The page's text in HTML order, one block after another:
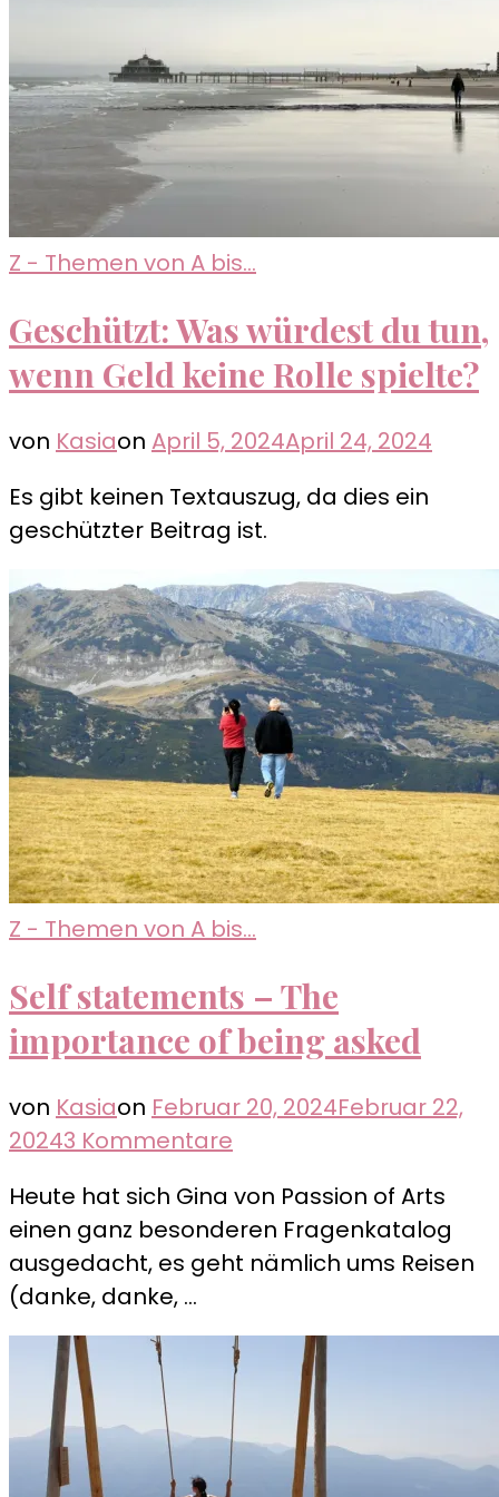
Z - Themen von A bis...
Geschützt: Was würdest du tun,
wenn Geld keine Rolle spielte?
von Kasiaon April 5, 2024April 24, 2024
Es gibt keinen Textauszug, da dies ein
geschützter Beitrag ist.
Z - Themen von A bis...
Self statements – The
importance of being asked
von Kasiaon Februar 20, 2024Februar 22,
20243 Kommentare
statements
–
The
of
being
asked
Heute hat sich Gina von Passion of Arts
einen ganz besonderen Fragenkatalog
ausgedacht, es geht nämlich ums Reisen
(danke, danke, …